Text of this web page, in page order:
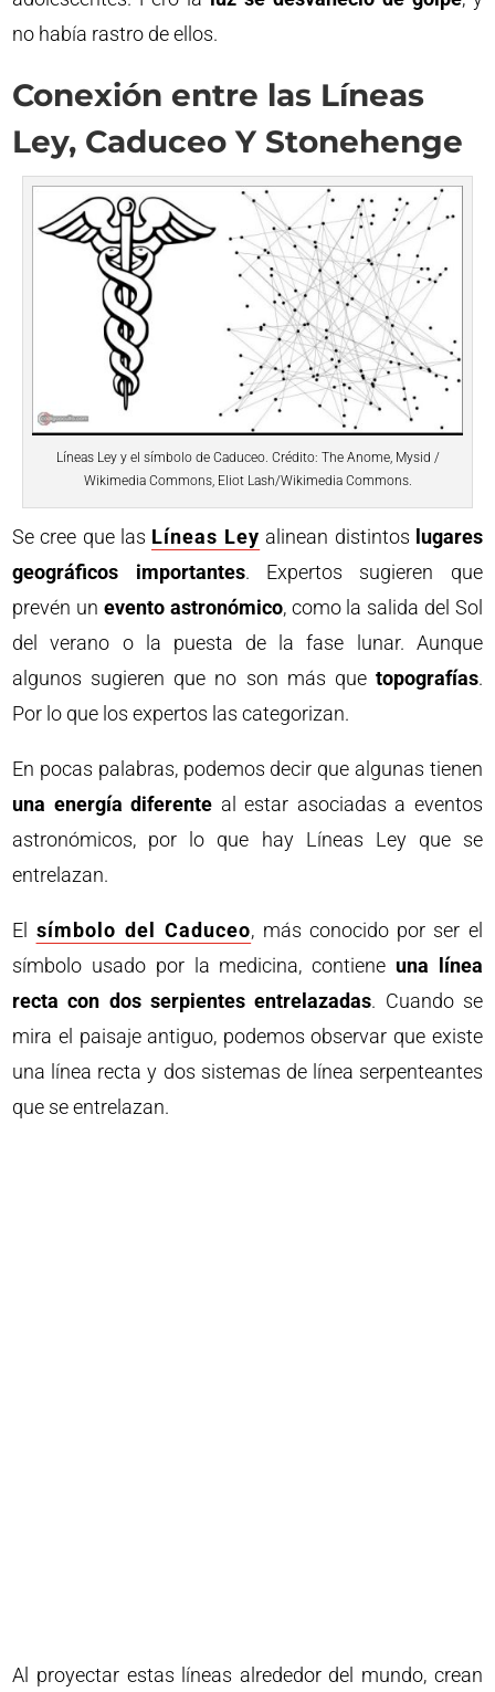
no había rastro de ellos.
Conexión entre las Líneas
Ley, Caduceo Y Stonehenge
Líneas Ley y el símbolo de Caduceo. Crédito: The Anome, Mysid /
Wikimedia Commons, Eliot Lash/Wikimedia Commons.
Se cree que las Líneas Ley alinean distintos lugares
geográficos importantes. Expertos sugieren que
prevén un evento astronómico, como la salida del Sol
del verano o la puesta de la fase lunar. Aunque
algunos sugieren que no son más que topografías.
Por lo que los expertos las categorizan.
En pocas palabras, podemos decir que algunas tienen
una energía diferente al estar asociadas a eventos
astronómicos, por lo que hay Líneas Ley que se
entrelazan.
El símbolo del Caduceo, más conocido por ser el
símbolo usado por la medicina, contiene una línea
recta con dos serpientes entrelazadas. Cuando se
mira el paisaje antiguo, podemos observar que existe
una línea recta y dos sistemas de línea serpenteantes
que se entrelazan.
Al proyectar estas líneas alrededor del mundo, crean